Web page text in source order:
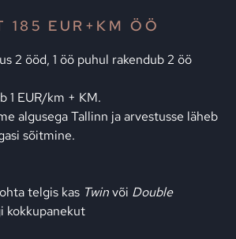
185 EUR+KM ÖÖ
2 ööd, 1 öö puhul rakendub 2 öö
1 EUR/km + KM.
algusega Tallinn ja arvestusse läheb
sõitmine.
telgis kas Twinvõi Double
kokkupanekut